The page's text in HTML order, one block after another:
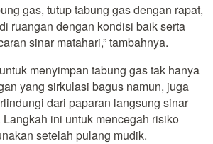
gas, tutup tabung gas dengan rapat,
ruangan dengan kondisi baik serta
sinar matahari,” tambahnya.
menyimpan tabung gas tak hanya
yang sirkulasi bagus namun, juga
dari paparan langsung sinar
ini untuk mencegah risiko
setelah pulang mudik.